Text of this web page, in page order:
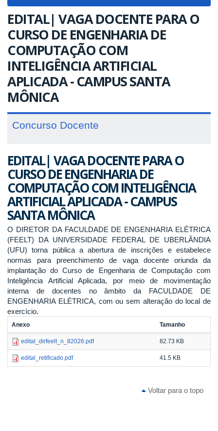
EDITAL| VAGA DOCENTE PARA O
CURSO DE ENGENHARIA DE
COMPUTAÇÃO COM
INTELIGÊNCIA ARTIFICIAL
APLICADA - CAMPUS SANTA
MÔNICA
Concurso Docente
EDITAL| VAGA DOCENTE PARA O
CURSO DE ENGENHARIA DE
COMPUTAÇÃO COM INTELIGÊNCIA
ARTIFICIAL APLICADA - CAMPUS
SANTA MÔNICA
O DIRETOR DA FACULDADE DE ENGENHARIA ELÉTRICA
(FEELT) DA UNIVERSIDADE FEDERAL DE UBERLÂNDIA
(UFU) torna pública a abertura de inscrições e estabelece
normas para preenchimento de vaga docente oriunda da
implantação do Curso de Engenharia de Computação com
Inteligência Artificial Aplicada, por meio de movimentação
interna de docentes no âmbito da FACULDADE DE
ENGENHARIA ELÉTRICA, com ou sem alteração do local de
exercício.
Anexo Tamanho
edital_dirfeelt_n_82026.pdf 82.73 KB
edital_retificado.pdf 41.5 KB
Voltar para o topo